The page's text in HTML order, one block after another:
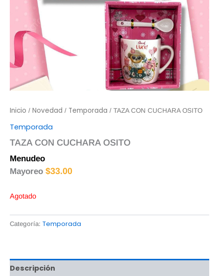
Inicio / Novedad / Temporada / TAZA CON CUCHARA OSITO
Temporada
TAZA CON CUCHARA OSITO
Menudeo
Mayoreo $33.00
Agotado
Categoría: Temporada
Descripción